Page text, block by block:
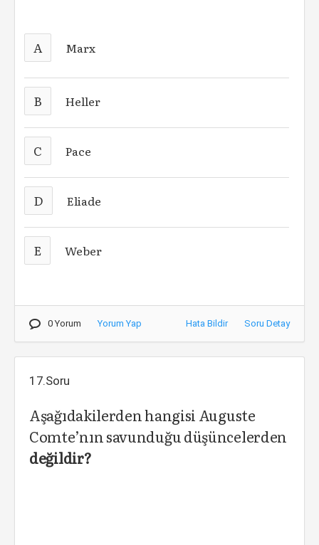
A Marx
B Heller
C Pace
D Eliade
E Weber
0 Yorum Yorum Yap Hata Bildir Soru Detay
17.Soru
Aşağıdakilerden hangisi Auguste
Comte’nın savunduğu düşüncelerden
değildir?